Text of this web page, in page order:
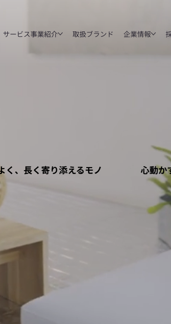
サービス事業紹介 取扱ブランド 企業情報
く、長く寄り添えるモノ 心動か